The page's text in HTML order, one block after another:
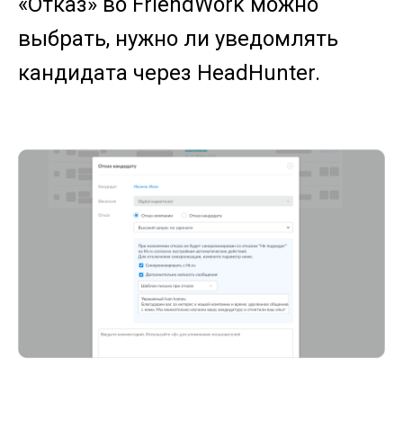
выбрать, нужно ли уведомлять
кандидата через HeadHunter.